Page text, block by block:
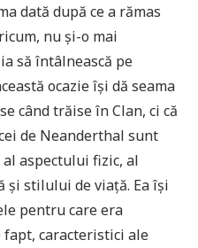
dată după ce a rămas
nu și-o mai
să întâlnească pe
ocazie își dă seama
când trăise în Clan, ci că
de Neanderthal sunt
aspectului fizic, al
stilului de viață. Ea își
pentru care era
caracteristici ale